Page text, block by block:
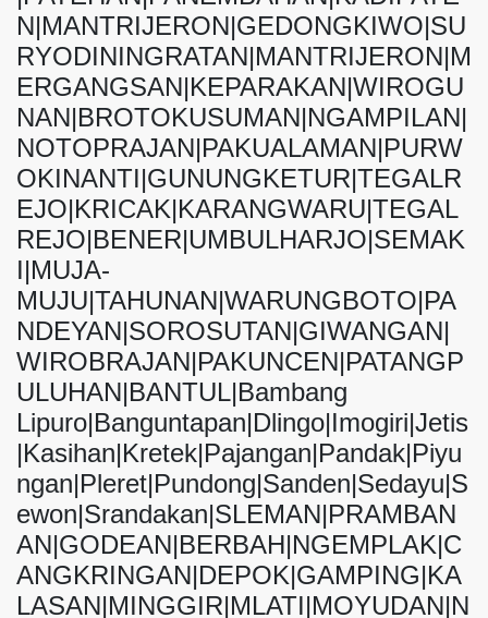
N|MANTRIJERON|GEDONGKIWO|SU
RYODININGRATAN|MANTRIJERON|M
ERGANGSAN|KEPARAKAN|WIROGU
NAN|BROTOKUSUMAN|NGAMPILAN|
NOTOPRAJAN|PAKUALAMAN|PURW
OKINANTI|GUNUNGKETUR|TEGALR
EJO|KRICAK|KARANGWARU|TEGAL
REJO|BENER|UMBULHARJO|SEMAK
I|MUJA-
MUJU|TAHUNAN|WARUNGBOTO|PA
NDEYAN|SOROSUTAN|GIWANGAN|
WIROBRAJAN|PAKUNCEN|PATANGP
ULUHAN|BANTUL|Bambang
Lipuro|Banguntapan|Dlingo|Imogiri|Jetis
|Kasihan|Kretek|Pajangan|Pandak|Piyu
ngan|Pleret|Pundong|Sanden|Sedayu|S
ewon|Srandakan|SLEMAN|PRAMBAN
AN|GODEAN|BERBAH|NGEMPLAK|C
ANGKRINGAN|DEPOK|GAMPING|KA
LASAN|MINGGIR|MLATI|MOYUDAN|N